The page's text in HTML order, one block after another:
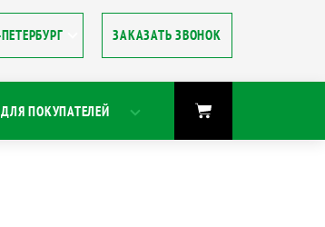
ЗАКАЗАТЬ ЗВОНОК
ДЛЯ ПОКУПАТЕЛЕЙ